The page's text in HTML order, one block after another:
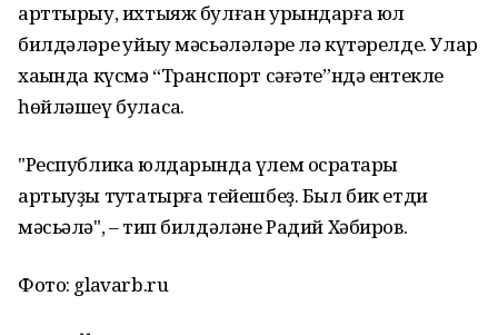
арттырыу, ихтыяж булған урындарға юл
билдәләре ҡуйыу мәсьәләләре лә күтәрелде. Улар
хаҡында күсмә “Транспорт сәғәте”ндә ентекле
һөйләшеү буласаҡ.
"Республика юлдарында үлем осраҡтары
артыуҙы туҡтатырға тейешбеҙ. Был бик етди
мәсьәлә", – тип билдәләне Радий Хәбиров.
Фото: glavarb.ru